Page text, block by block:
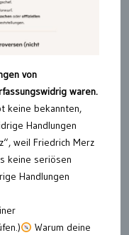
von
waren.
keine bekannten,
Handlungen
weil Friedrich Merz
keine seriösen
Handlungen
Warum deine